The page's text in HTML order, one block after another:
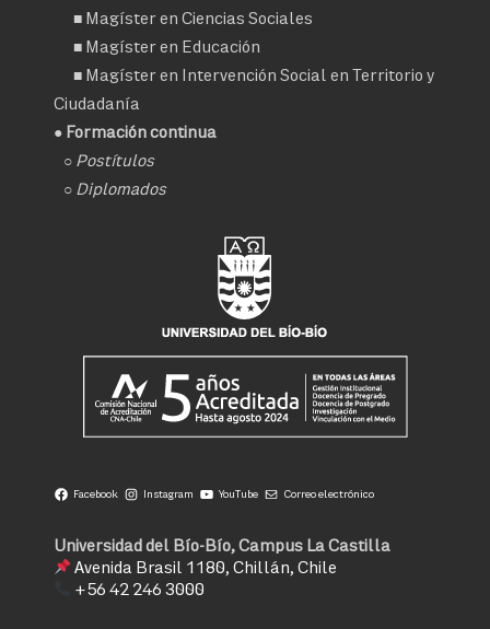
■ Magíster en Ciencias Sociales
■ Magíster en Educación
■ Magíster en Intervención Social en Territorio y
Ciudadanía
● Formación continua
○ Postítulos
○ Diplomados
Facebook Instagram YouTube Correo electrónico
Universidad del Bío-Bío, Campus La Castilla
Avenida Brasil 1180, Chillán, Chile
+56 42 246 3000